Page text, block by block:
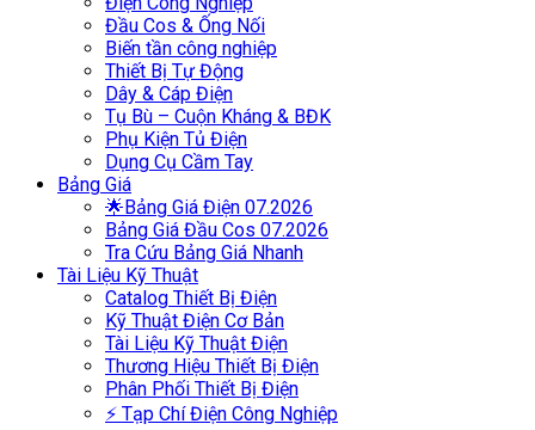
Đầu Cos & Ống Nối
Biến tần công nghiệp
Thiết Bị Tự Động
Dây & Cáp Điện
Tụ Bù – Cuộn Kháng & BĐK
Phụ Kiện Tủ Điện
Dụng Cụ Cầm Tay
Bảng Giá
🌟Bảng Giá Điện 07.2026
Bảng Giá Đầu Cos 07.2026
Tra Cứu Bảng Giá Nhanh
Tài Liệu Kỹ Thuật
Catalog Thiết Bị Điện
Kỹ Thuật Điện Cơ Bản
Tài Liệu Kỹ Thuật Điện
Thương Hiệu Thiết Bị Điện
Phân Phối Thiết Bị Điện
⚡ Tạp Chí Điện Công Nghiệp